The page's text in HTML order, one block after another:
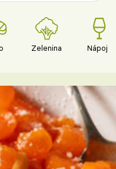
Zelenina Nápoje